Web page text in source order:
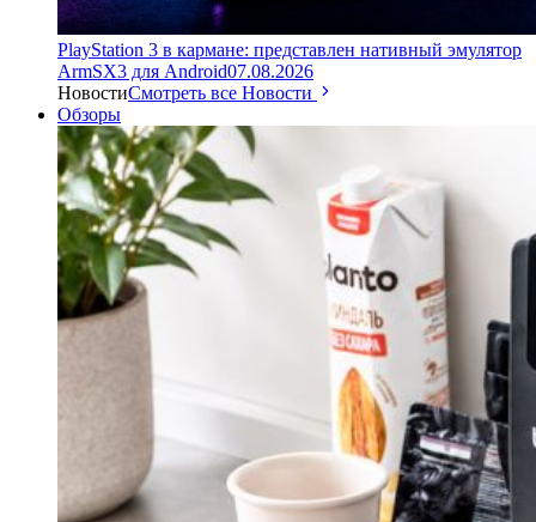
PlayStation 3 в кармане: представлен нативный эмулятор
ArmSX3 для Android07.08.2026
НовостиСмотреть все Новости
Обзоры